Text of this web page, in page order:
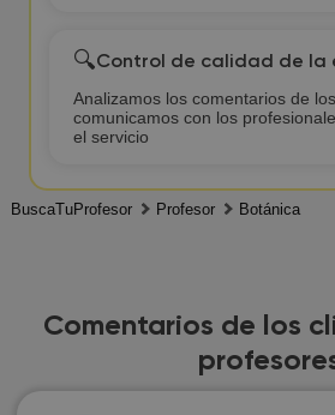
🔍Control de calidad de la
Analizamos los comentarios de
comunicamos con los
el servicio
BuscaTuProfesor Profesor Botánica
Comentarios de los